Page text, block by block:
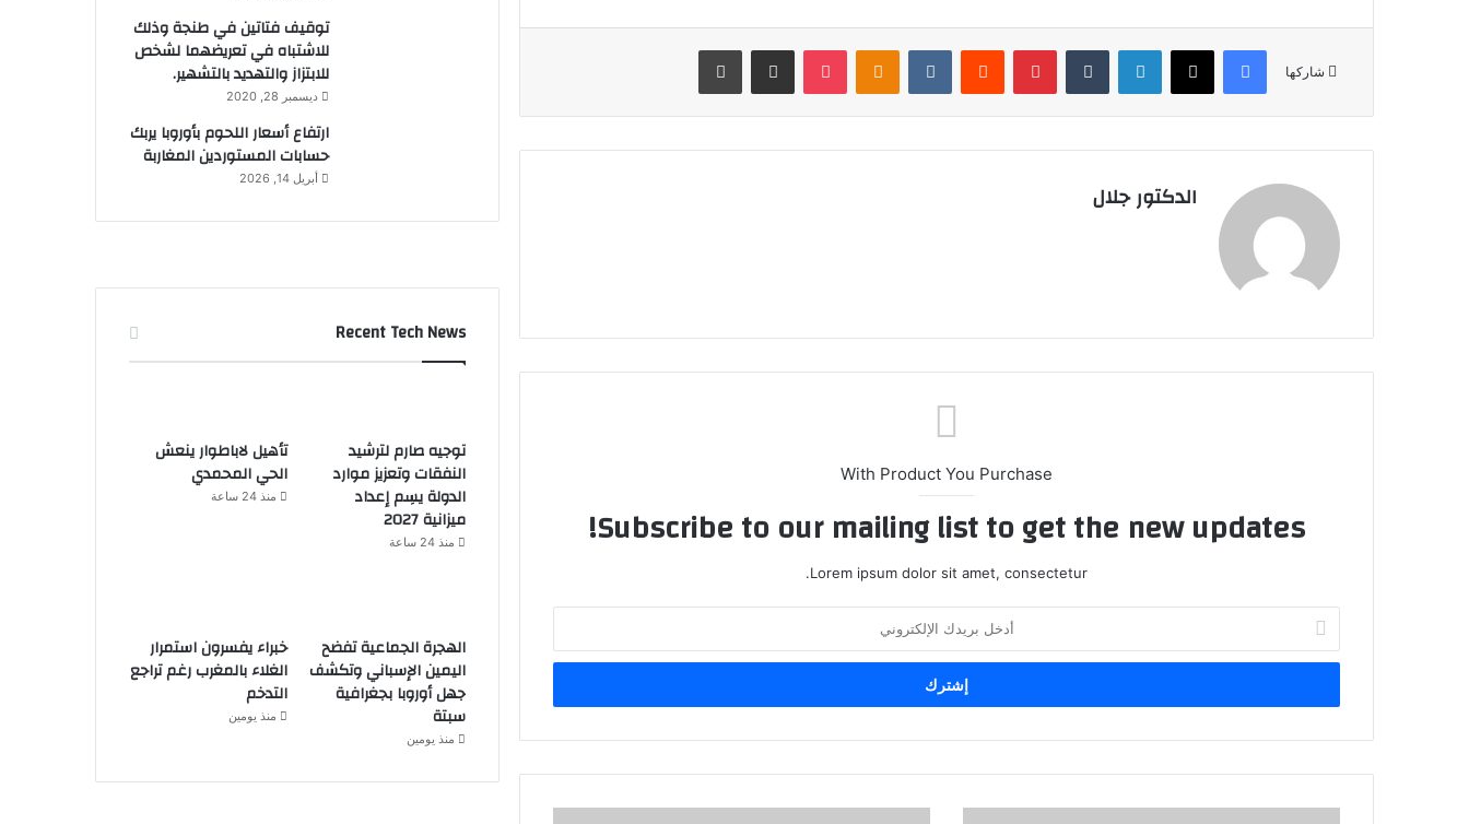
شاركها
فيسبوك X لينكدإن بينتيريست Odnoklassniki
بوكيت مشاركة عبر البريد طباعة
الدكتور جلال
With Product You Purchase
Subscribe to our mailing list to get the new updates!
Lorem ipsum dolor sit amet, consectetur.
أدخل
بريدك
الإلكتروني
توقيف فتاتين في طنجة وذلك
للاشتباه في تعريضهما لشخص
للابتزاز والتهديد بالتشهير.
ديسمبر 28, 2020
ارتفاع أسعار اللحوم بأوروبا يربك
حسابات المستوردين المغاربة
أبريل 14, 2026
Recent Tech News
توجيه صارم لترشيد
النفقات وتعزيز موارد
الدولة يسِم إعداد
ميزانية 2027
منذ 24 ساعة
تأهيل لاباطوار ينعش
الحي المحمدي
منذ 24 ساعة
الهجرة الجماعية تفضح
اليمين الإسباني وتكشف
جهل أوروبا بجغرافية
سبتة
منذ يومين
خبراء يفسرون استمرار
الغلاء بالمغرب رغم تراجع
التدخم
منذ يومين